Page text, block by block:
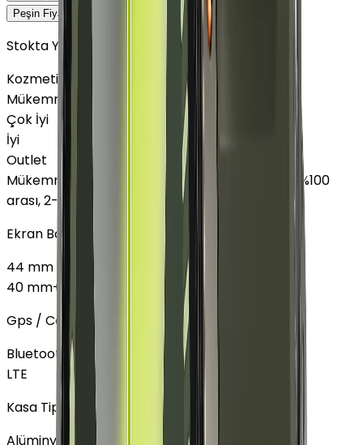
Peşin Fiyatına
5.125 TL
Stokta Yok
Kozmetik Durumu
Nasıl Görünüyor?
Mükemmel
Çok İyi
İyi
Outlet
Mükemmel
Ekranda leke yok, Pil sağlığı %85 - %100
arası, 2-3 hafif çizik
Ekran Boyutu
44 mm
40 mm+ 4.423 TL
Gps / Cellular
Bluetooth Wi-Fi
LTE
Kasa Tipi
Alüminyum